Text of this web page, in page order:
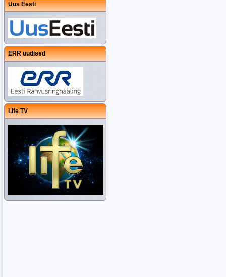
Uus Eesti
ERR uudised
Life TV